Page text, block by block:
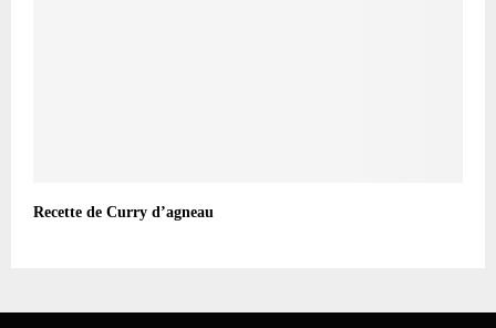
Recette de Curry d’agneau